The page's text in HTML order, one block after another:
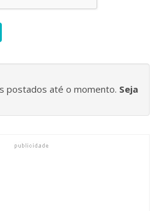
postados até o momento. Seja